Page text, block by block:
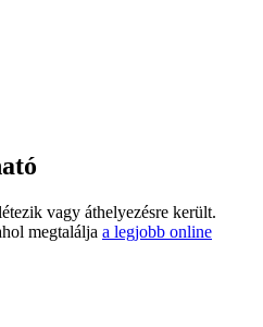
vagy áthelyezésre került.
megtalálja a legjobb online